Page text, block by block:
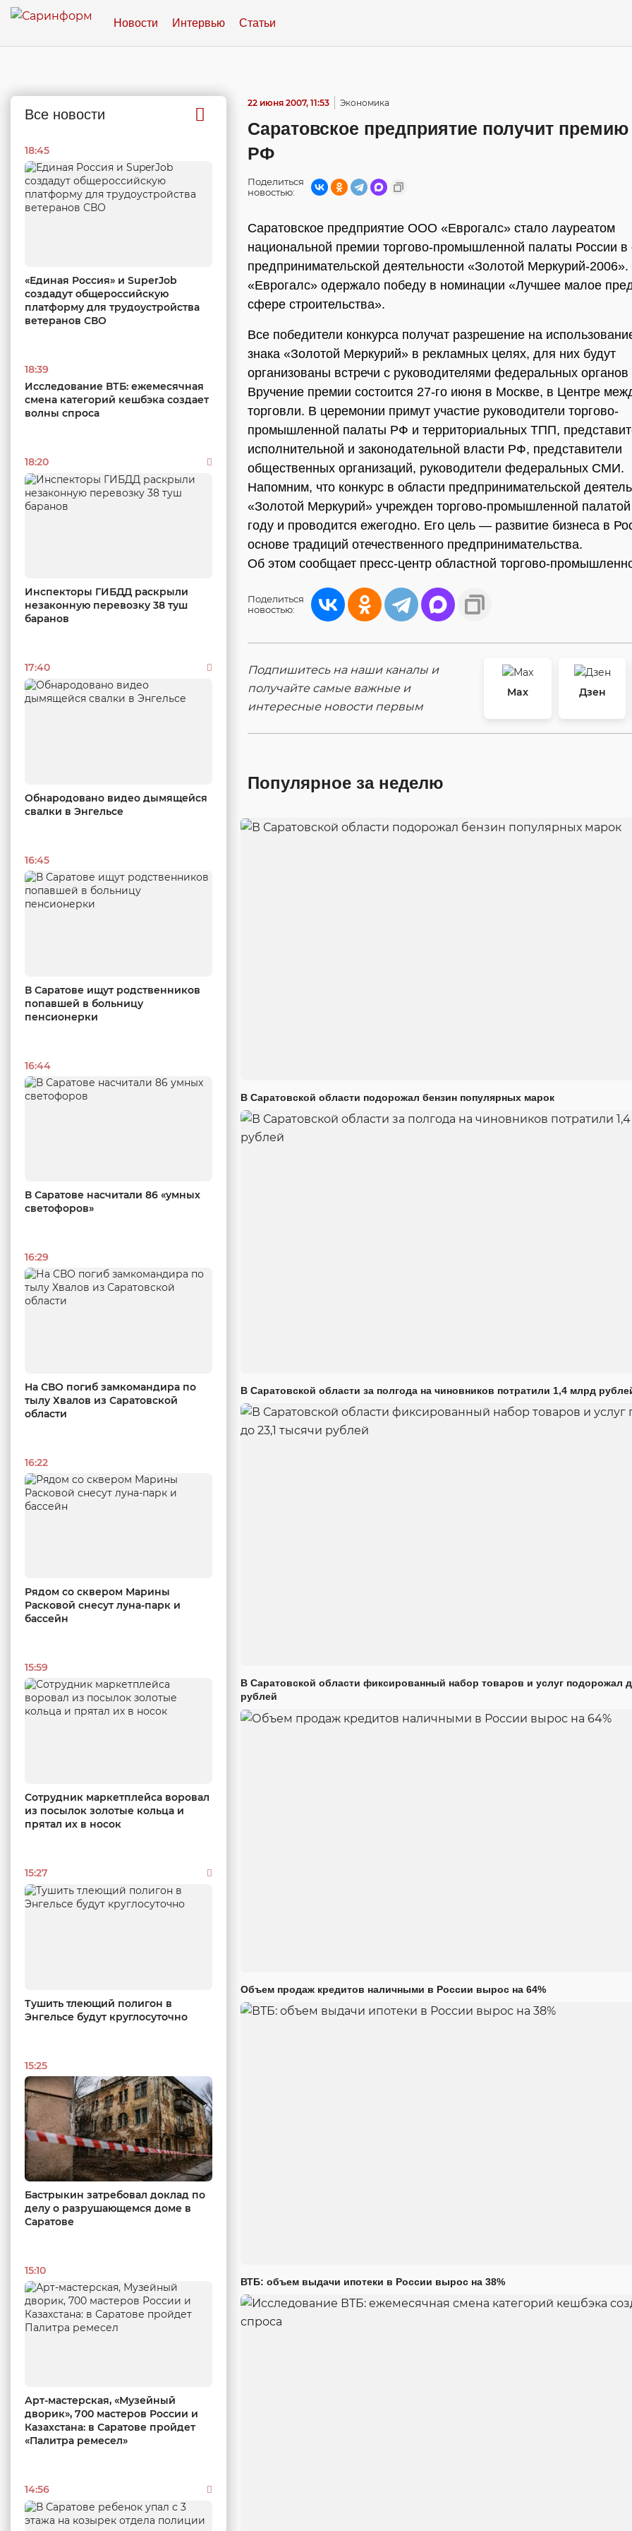
Новости Интервью Статьи
Все новости
18:45
«Единая Россия» и SuperJob
создадут общероссийскую
платформу для трудоустройства
ветеранов СВО
18:39
Исследование ВТБ: ежемесячная
смена категорий кешбэка создает
волны спроса
18:20
Инспекторы ГИБДД раскрыли
незаконную перевозку 38 туш
баранов
17:40
Обнародовано видео дымящейся
свалки в Энгельсе
16:45
В Саратове ищут родственников
попавшей в больницу
пенсионерки
16:44
В Саратове насчитали 86 «умных
светофоров»
16:29
На СВО погиб замкомандира по
тылу Хвалов из Саратовской
области
16:22
Рядом со сквером Марины
Расковой снесут луна-парк и
бассейн
15:59
Сотрудник маркетплейса воровал
из посылок золотые кольца и
прятал их в носок
15:27
Тушить тлеющий полигон в
Энгельсе будут круглосуточно
15:25
Бастрыкин затребовал доклад по
делу о разрушающемся доме в
Саратове
15:10
Арт-мастерская, «Музейный
дворик», 700 мастеров России и
Казахстана: в Саратове пройдет
«Палитра ремесел»
14:56
22 июня 2007, 11:53 Экономика
Саратовское предприятие получит
РФ
Поделиться
новостью:
Саратовское предприятие ООО «Еврогалс» стало лауреатом
национальной премии торгово-промышленной палаты России в
предпринимательской деятельности «Золотой Меркурий-
«Еврогалс» одержало победу в номинации «Лучшее малое
сфере строительства».
Все победители конкурса получат разрешение на
знака «Золотой Меркурий» в рекламных целях, для них будут
организованы встречи с руководителями федеральных органов
Вручение премии состоится 27-го июня в Москве, в Центре
торговли. В церемонии примут участие руководители торгово-
промышленной палаты РФ и территориальных ТПП,
исполнительной и законодательной власти РФ, представители
общественных организаций, руководители федеральных СМИ.
Напомним, что конкурс в области предпринимательской
«Золотой Меркурий» учрежден торгово-промышленной
году и проводится ежегодно. Его цель — развитие бизнеса в
основе традиций отечественного предпринимательства.
Об этом сообщает пресс-центр областной торгово-
Поделиться
новостью:
Подпишитесь на наши каналы и
получайте самые важные и
интересные новости первым
Max Дзен
Популярное за неделю
В Саратовской области подорожал бензин популярных марок
В Саратовской области за полгода на чиновников потратили 1,4 млрд
В Саратовской области фиксированный набор товаров и услуг подорожал
рублей
Объем продаж кредитов наличными в России вырос на 64%
ВТБ: объем выдачи ипотеки в России вырос на 38%